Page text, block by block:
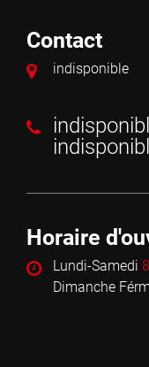
Contact
indisponible
Horaire
Lundi-Samedi
Dimanche